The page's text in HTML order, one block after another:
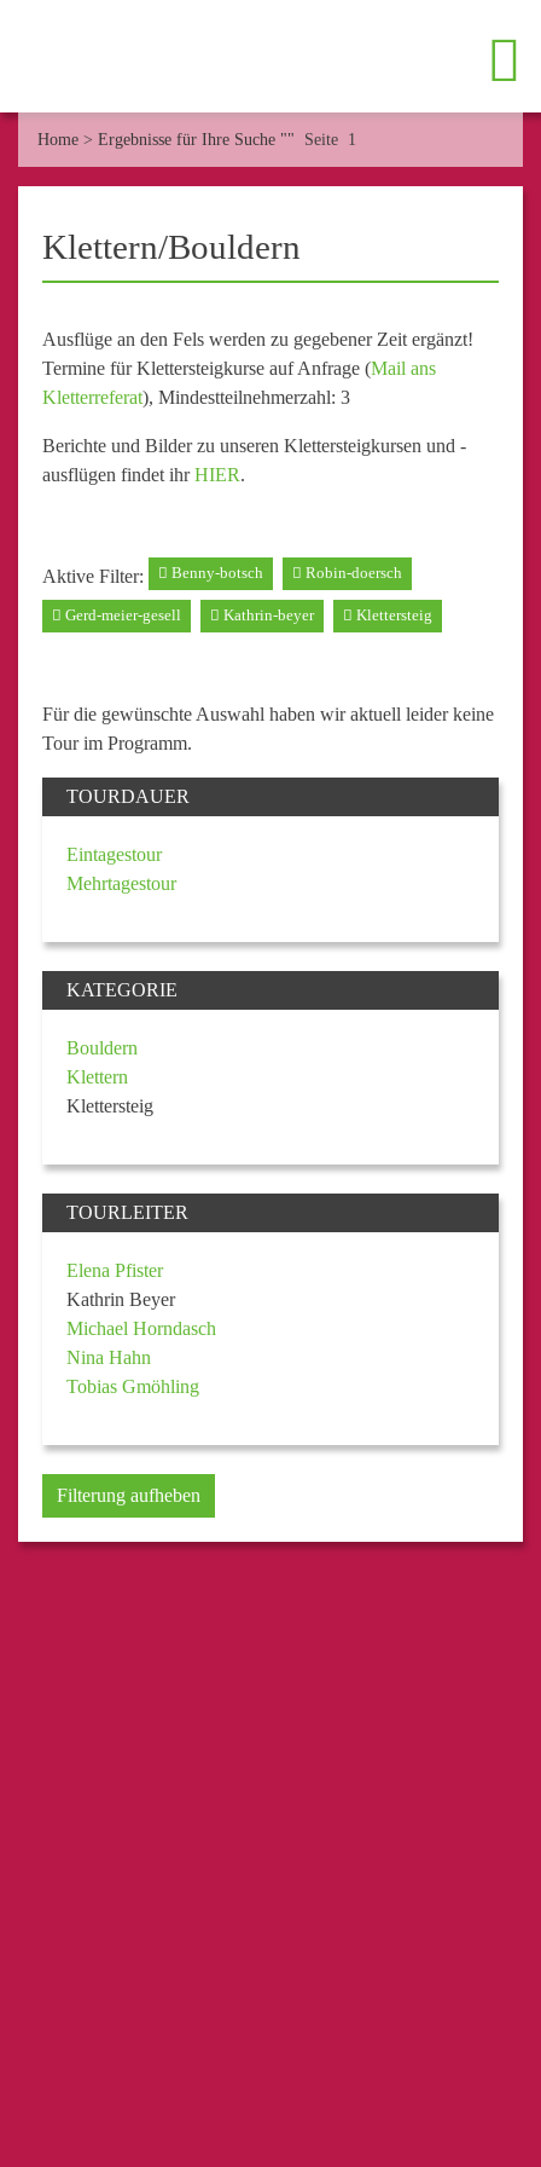
Home > Ergebnisse für Ihre Suche "" Seite 1
Klettern/Bouldern
Ausflüge an den Fels werden zu gegebener Zeit ergänzt!
Termine für Klettersteigkurse auf Anfrage (Mail ans
Kletterreferat), Mindestteilnehmerzahl: 3
Berichte und Bilder zu unseren Klettersteigkursen und -
ausflügen findet ihrHIER.
Aktive Filter: Benny-botsch Robin-doersch
Gerd-meier-gesell Kathrin-beyer Klettersteig
Für die gewünschte Auswahl haben wir aktuell leider keine
Tour im Programm.
TOURDAUER
Eintagestour
Mehrtagestour
KATEGORIE
Bouldern
Klettern
Klettersteig
TOURLEITER
Elena Pfister
Kathrin Beyer
Michael Horndasch
Nina Hahn
Tobias Gmöhling
Filterung aufheben